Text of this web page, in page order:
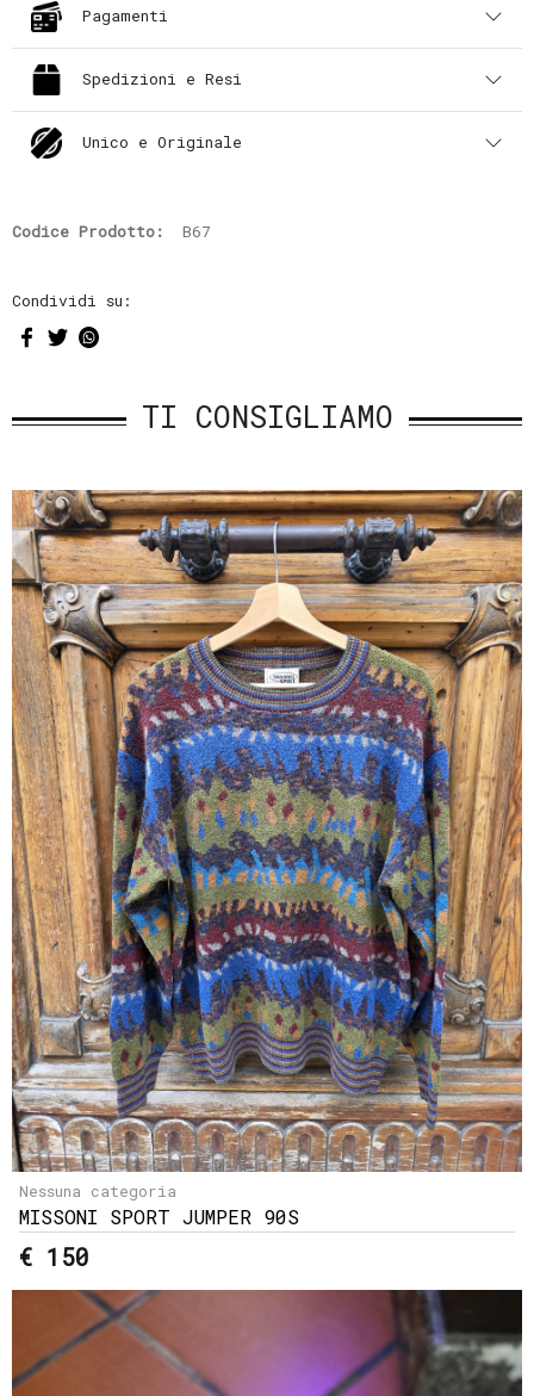
Pagamenti
Spedizioni e Resi
Unico e Originale
Codice Prodotto: B67
Condividi su:
TI CONSIGLIAMO
Nessuna categoria
MISSONI SPORT JUMPER 90S
€ 150